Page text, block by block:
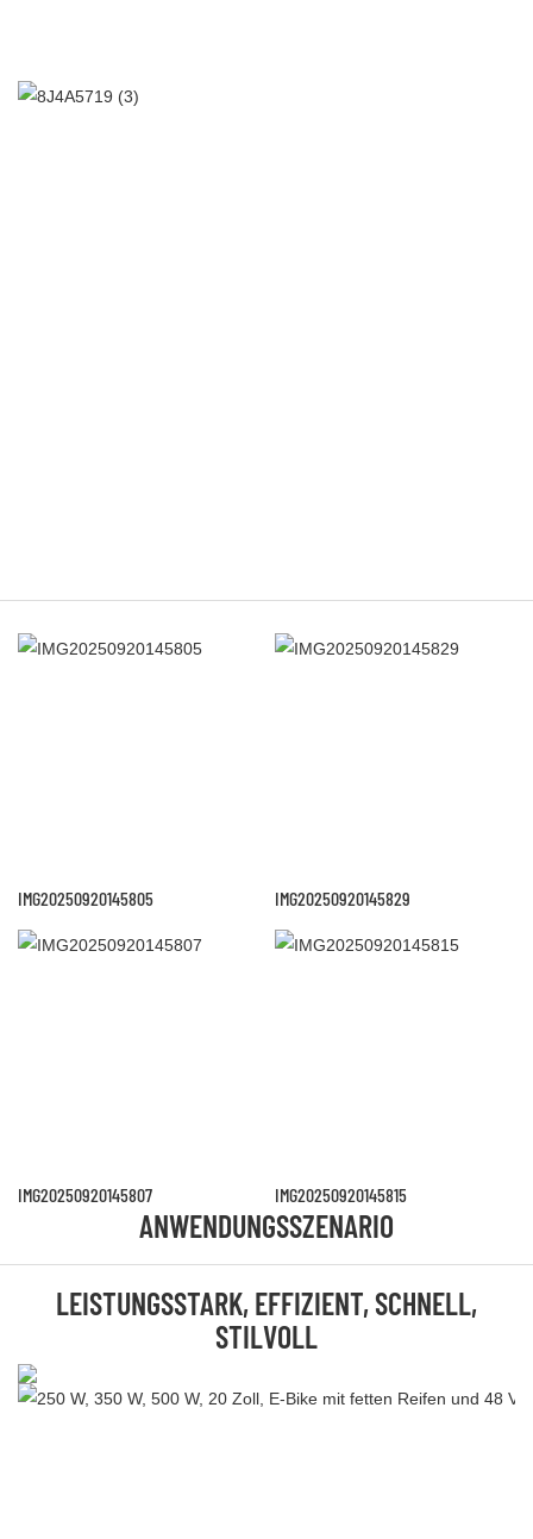
IMG20250920145805 IMG20250920145829
IMG20250920145807 IMG20250920145815
ANWENDUNGSSZENARIO
LEISTUNGSSTARK, EFFIZIENT, SCHNELL,
STILVOLL